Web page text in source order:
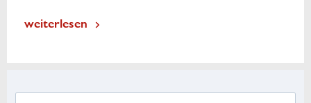
weiterlesen